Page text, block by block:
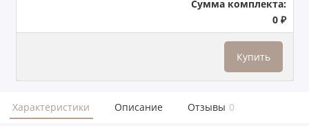
Сумма комплекта:
0 ₽
Купить
Характеристики Описание Отзывы 0